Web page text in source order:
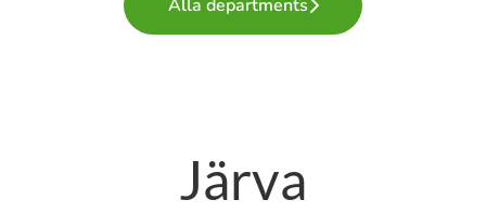
Alla departments
Järva